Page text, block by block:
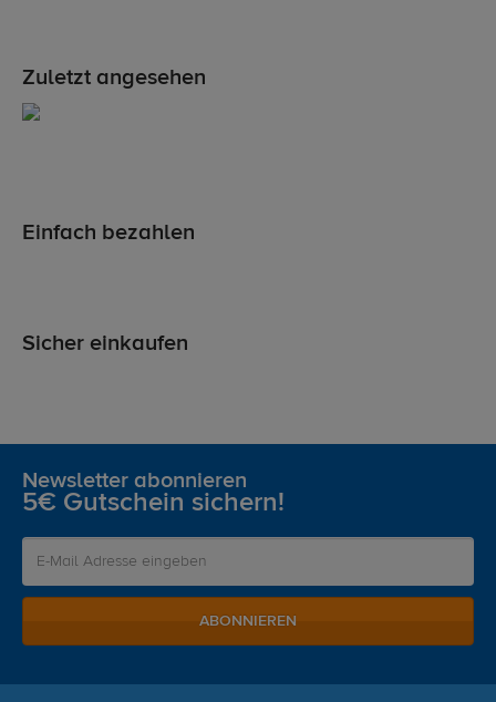
Zuletzt angesehen
Einfach bezahlen
Sicher einkaufen
Newsletter abonnieren
5€ Gutschein sichern!
ABONNIEREN